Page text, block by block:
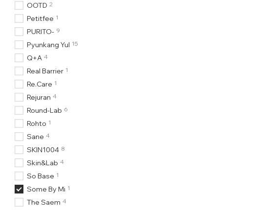
OOTD 2
Petitfee 1
PURITO- 9
Pyunkang Yul 15
Q+A 4
Real Barrier 1
Re.Care 1
Rejuran 4
Round-Lab 6
Rohto 1
Sane 4
SKIN1004 8
Skin&Lab 4
So Base 1
Some By Mi 1
The Saem 4